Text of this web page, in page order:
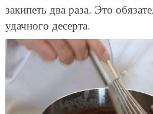
закипеть два раза. Это
удачного десерта.